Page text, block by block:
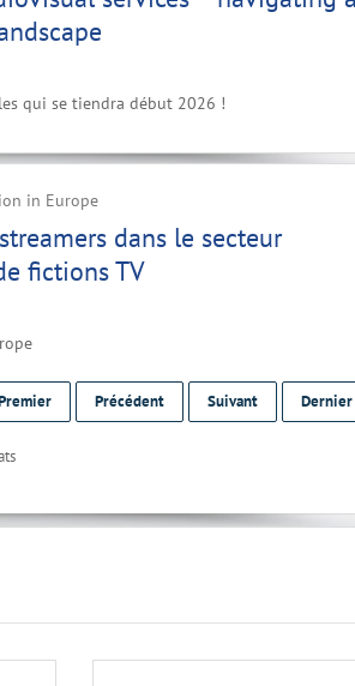
qui se tiendra début 2026 !
in Europe
dans le secteur
fictions TV
Précédent Suivant